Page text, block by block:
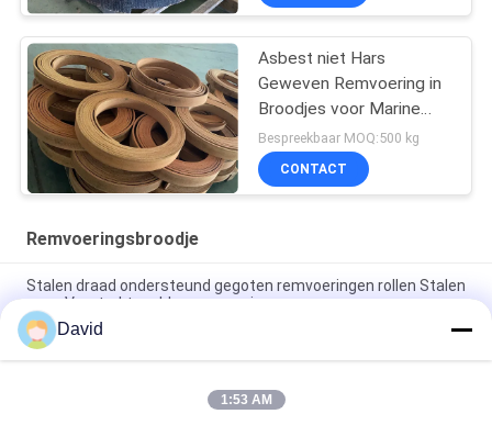
Asbest niet Hars
Geweven Remvoering in
Broodjes voor Marine
Winch Brake Lining Roll
Bespreekbaar MOQ:500 kg
CONTACT
Remvoeringsbroodje
Stalen draad ondersteund gegoten remvoeringen rollen Stalen
gaas Versterkte rubberremvoeringen
High Temperature Range -40C To 300C Brake Lining Roll with
ISO9001 Certification and 2mm Thickness
10m Length Non-asbestos Brake Lining Roll 2.5kg Designed for
David
1:53 AM